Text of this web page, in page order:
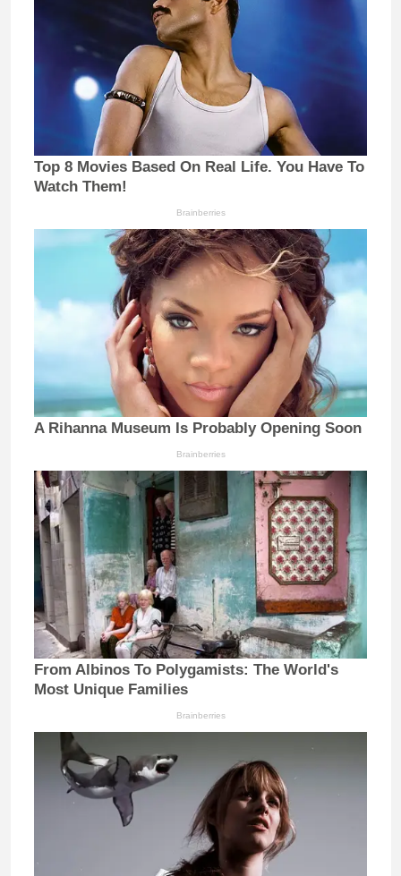
Top 8 Movies Based On Real Life. You Have To
Watch Them!
Brainberries
A Rihanna Museum Is Probably Opening Soon
Brainberries
From Albinos To Polygamists: The World's
Most Unique Families
Brainberries